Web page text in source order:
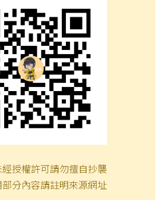
授權許可請勿擅自抄襲
分內容請註明來源網址